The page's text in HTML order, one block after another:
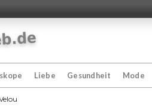
Liebe Gesundheit Mode